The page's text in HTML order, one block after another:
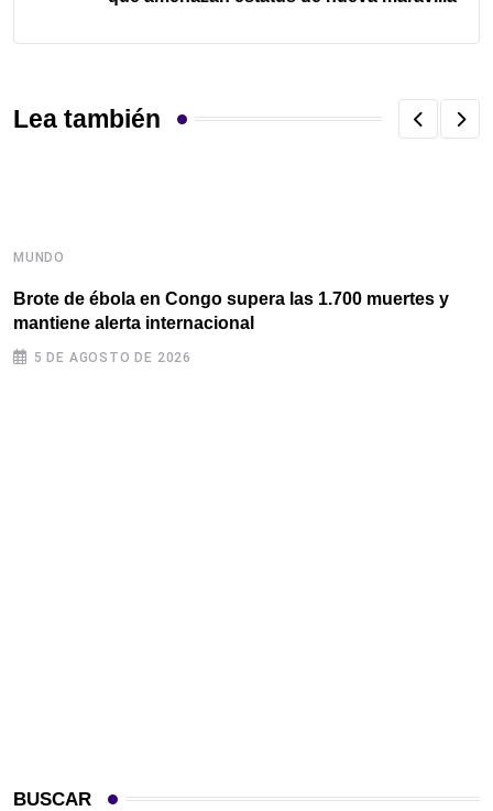
Lea también
MUNDO
Brote de ébola en Congo supera las 1.700 muertes y
mantiene alerta internacional
5 DE AGOSTO DE 2026
BUSCAR